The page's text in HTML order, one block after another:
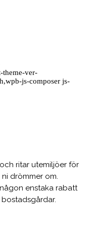
theme-ver-
js-composer js-
ritar utemiljöer för
drömmer om.
enstaka rabatt